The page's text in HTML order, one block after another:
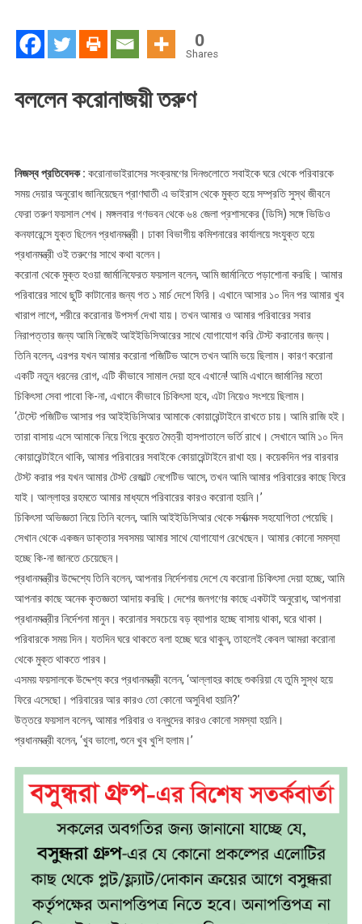
0
Shares
বললেন করোনাজয়ী তরুণ
নিজস্ব প্রতিবেদক : করোনাভাইরাসের সংক্রমণের দিনগুলোতে সবাইকে ঘরে থেকে পরিবারকে
সময় দেয়ার অনুরোধ জানিয়েছেন প্রাণঘাতী এ ভাইরাস থেকে মুক্ত হয়ে সম্প্রতি সুস্থ জীবনে
ফেরা তরুণ ফয়সাল শেখ। মঙ্গলবার গণভবন থেকে ৬৪ জেলা প্রশাসকের (ডিসি) সঙ্গে ভিডিও
কনফারেন্সে যুক্ত ছিলেন প্রধানমন্ত্রী। ঢাকা বিভাগীয় কমিশনারের কার্যালয়ে সংযুক্ত হয়ে
প্রধানমন্ত্রী ওই তরুণের সাথে কথা বলেন।
করোনা থেকে মুক্ত হওয়া জার্মানিফেরত ফয়সাল বলেন, আমি জার্মানিতে পড়াশোনা করছি। আমার
পরিবারের সাথে ছুটি কাটানোর জন্য গত ১ মার্চ দেশে ফিরি। এখানে আসার ১০ দিন পর আমার খুব
খারাপ লাগে, শরীরে করোনার উপসর্গ দেখা যায়। তখন আমার ও আমার পরিবারের সবার
নিরাপত্তার জন্য আমি নিজেই আইইডিসিআরের সাথে যোগাযোগ করি টেস্ট করানোর জন্য।
তিনি বলেন, এরপর যখন আমার করোনা পজিটিভ আসে তখন আমি ভয়ে ছিলাম। কারণ করোনা
একটি নতুন ধরনের রোগ, এটি কীভাবে সামাল দেয়া হবে এখানে! আমি এখানে জার্মানির মতো
চিকিৎসা সেবা পাবো কি-না, এখানে কীভাবে চিকিৎসা হবে, এটা নিয়েও সংশয়ে ছিলাম।
‘টেস্টে পজিটিভ আসার পর আইইডিসিআর আমাকে কোয়ারেন্টাইনে রাখতে চায়। আমি রাজি হই।
তারা বাসায় এসে আমাকে নিয়ে গিয়ে কুয়েত মৈত্রী হাসপাতালে ভর্তি রাখে। সেখানে আমি ১০ দিন
কোয়ারেন্টাইনে থাকি, আমার পরিবারের সবাইকে কোয়ারেন্টাইনে রাখা হয়। কয়েকদিন পর বারবার
টেস্ট করার পর যখন আমার টেস্ট রেজাল্ট নেগেটিভ আসে, তখন আমি আমার পরিবারের কাছে ফিরে
যাই। আল্লাহর রহমতে আমার মাধ্যমে পরিবারের কারও করোনা হয়নি।’
চিকিৎসা অভিজ্ঞতা নিয়ে তিনি বলেন, আমি আইইডিসিআর থেকে সর্বাত্মক সহযোগিতা পেয়েছি।
সেখান থেকে একজন ডাক্তার সবসময় আমার সাথে যোগাযোগ রেখেছেন। আমার কোনো সমস্যা
হচ্ছে কি-না জানতে চেয়েছেন।
প্রধানমন্ত্রীর উদ্দেশ্যে তিনি বলেন, আপনার নির্দেশনায় দেশে যে করোনা চিকিৎসা দেয়া হচ্ছে, আমি
আপনার কাছে অনেক কৃতজ্ঞতা আদায় করছি। দেশের জনগণের কাছে একটাই অনুরোধ, আপনারা
প্রধানমন্ত্রীর নির্দেশনা মানুন। করোনার সবচেয়ে বড় ব্যাপার হচ্ছে বাসায় থাকা, ঘরে থাকা।
পরিবারকে সময় দিন। যতদিন ঘরে থাকতে বলা হচ্ছে ঘরে থাকুন, তাহলেই কেবল আমরা করোনা
থেকে মুক্ত থাকতে পারব।
এসময় ফয়সালকে উদ্দেশ্য করে প্রধানমন্ত্রী বলেন, ‘আল্লাহর কাছে শুকরিয়া যে তুমি সুস্থ হয়ে
ফিরে এসেছো। পরিবারের আর কারও তো কোনো অসুবিধা হয়নি?’
উত্তরে ফয়সাল বলেন, আমার পরিবার ও বন্ধুদের কারও কোনো সমস্যা হয়নি।
প্রধানমন্ত্রী বলেন, ‘খুব ভালো, শুনে খুব খুশি হলাম।’